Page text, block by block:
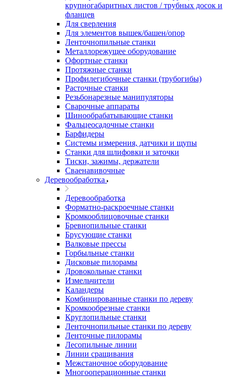
крупногабаритных листов / трубных досок и
фланцев
Для сверления
Для элементов вышек/башен/опор
Ленточнопильные станки
Металлорежущее оборудование
Офортные станки
Протяжные станки
Профилегибочные станки (трубогибы)
Расточные станки
Резьбонарезные манипуляторы
Сварочные аппараты
Шинообрабатывающие станки
Фальцеосадочные станки
Барфидеры
Системы измерения, датчики и щупы
Станки для шлифовки и заточки
Тиски, зажимы, держатели
Cваенавивочные
Деревообработка
Деревообработка
Форматно-раскроечные станки
Кромкооблицовочные станки
Бревнопильные станки
Брусующие станки
Валковые прессы
Горбыльные станки
Дисковые пилорамы
Дровокольные станки
Измельчители
Каландеры
Комбинированные станки по дереву
Кромкообрезные станки
Круглопильные станки
Ленточнопильные станки по дереву
Ленточные пилорамы
Лесопильные линии
Линии сращивания
Межстаночное оборудование
Многооперационные станки